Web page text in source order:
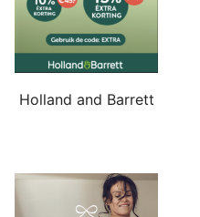
Holland and Barrett